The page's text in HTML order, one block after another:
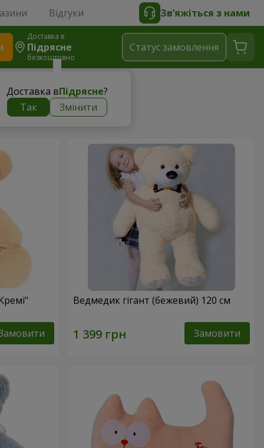
Відгуки Зв’яжіться з нами
Доставка в
Підрясне
безкоштовно
Доставка вПідрясне?
Так
Змінити
Статус замовлення
Ведмедик гігант (бежевий) 120 см
Замовити